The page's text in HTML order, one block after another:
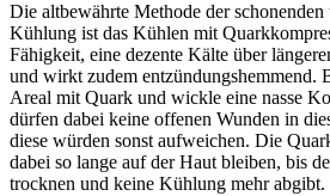
Die altbewährte Methode der
Kühlung ist das Kühlen mit
Fähigkeit, eine dezente Kälte über
und wirkt zudem entzündungshemmend.
Areal mit Quark und wickle eine nasse
dürfen dabei keine offenen Wunden in
diese würden sonst aufweichen. Die
dabei so lange auf der Haut bleiben, bis
trocknen und keine Kühlung mehr abgibt.